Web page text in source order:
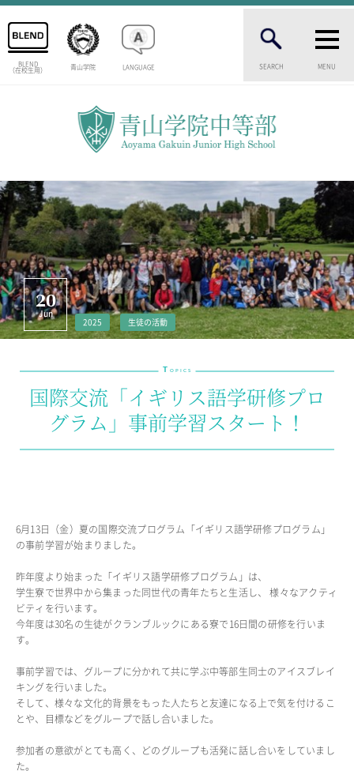
BLEND
（在校生用） 青山学院 LANGUAGE SEARCH MENU
中等部の歴史
特色ある教育
生徒数・教職員数
一貫校の流れ
卒業生インタビュー
校舎情報
メディアライブラリー
教育の特色・紹介
教育課程
教科学習
キリスト教教育
スクールライフ
1日の流れ
クラブ・同好会紹介
施設設備紹介
制服紹介
学友会
生徒の作品
入試・入学案内
20
Jun
2025 生徒の活動
T OPICS
国際交流「イギリス語学研修プロ
グラム」事前学習スタート！
6月13日（金）夏の国際交流プログラム「イギリス語学研修プログラム」
の事前学習が始まりました。
昨年度より始まった「イギリス語学研修プログラム」は、
学生寮で世界中から集まった同世代の青年たちと生活し、 様々なアクティ
ビティを行います。
今年度は30名の生徒がクランブルックにある寮で16日間の研修を行いま
す。
事前学習では、グループに分かれて共に学ぶ中等部生同士のアイスブレイ
キングを行いました。
そして、様々な文化的背景をもった人たちと友達になる上で気を付けるこ
とや、目標などをグループで話し合いました。
参加者の意欲がとても高く、どのグループも活発に話し合いをしていまし
た。